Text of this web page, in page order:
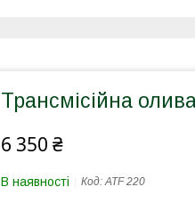
Трансмісійна
6 350 ₴
В наявності Код:ATF 220